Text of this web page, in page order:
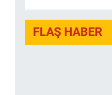
FLAŞ HABER